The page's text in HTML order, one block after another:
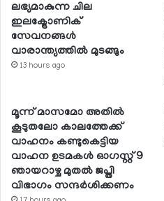
ലഭ്യമാകുന്ന ചില
ഇലക്ട്രോണിക്
സേവനങ്ങള്‍
വാരാന്ത്യത്തില്‍ മുടങ്ങും
13 hours ago
മൂന്ന് മാസമോ അതില്‍
കൂടുതലോ കാലത്തേക്ക്
വാഹനം കണ്ടുകെട്ടിയ
വാഹന ഉടമകള്‍ ഓഗസ്റ്റ് 9
ഞായറാഴ്ച മുതല്‍ ജപ്തി
വിഭാഗം സന്ദര്‍ശിക്കണം